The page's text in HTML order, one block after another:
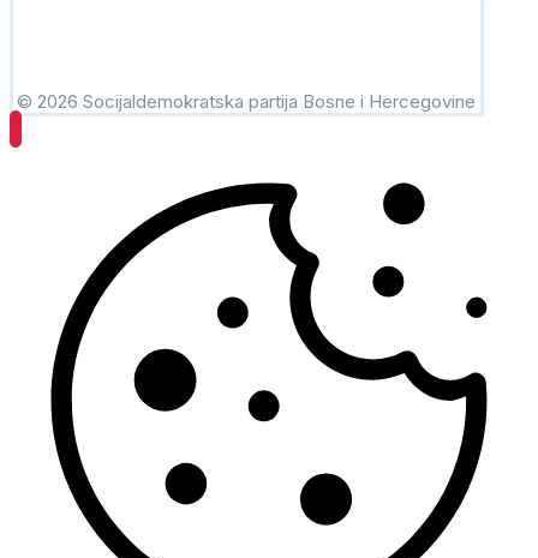
© 2026 Socijaldemokratska partija Bosne i Hercegovine